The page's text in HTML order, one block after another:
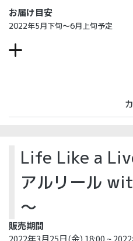
お届け目安
2022年5月下旬～6月上旬予定
Life Like a
アルリール
～
販売期間
2022年3月25日(金) 18:00 ~